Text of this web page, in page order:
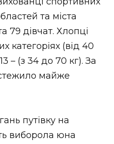
УКРАЇНИта міста
79 дівчат. Хлопці
категоріях (від 40
– (з 34 до 70 кг). За
майже
путівку на
виборола юна